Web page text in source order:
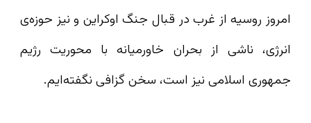
امروز روسیه از غرب در قبال جنگ اوکراین و نیز حوزه‌ی
انرژی، ناشی از بحران خاورمیانه با محوریت رژیم
جمهوری اسلامی نیز است، سخن گزافی نگفته‌ایم.